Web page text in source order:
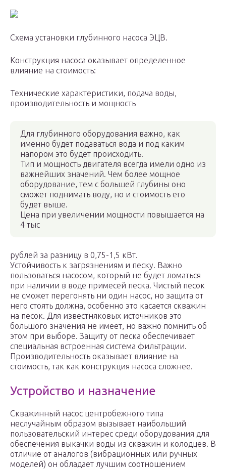
Схема установки глубинного насоса ЭЦВ.
Конструкция насоса оказывает определенное
влияние на стоимость:
Технические характеристики, подача воды,
производительность и мощность
Для глубинного оборудования важно, как
именно будет подаваться вода и под каким
напором это будет происходить.
Тип и мощность двигателя всегда имели одно из
важнейших значений. Чем более мощное
оборудование, тем с большей глубины оно
сможет поднимать воду, но и стоимость его
будет выше.
Цена при увеличении мощности повышается на
4 тыс
рублей за разницу в 0,75-1,5 кВт.
Устойчивость к загрязнениям и песку. Важно
пользоваться насосом, который не будет ломаться
при наличии в воде примесей песка. Чистый песок
не сможет перегонять ни один насос, но защита от
него стоять должна, особенно это касается скважин
на песок. Для известняковых источников это
большого значения не имеет, но важно помнить об
этом при выборе. Защиту от песка обеспечивает
специальная встроенная система фильтрации.
Производительность оказывает влияние на
стоимость, так как конструкция насоса сложнее.
Устройство и назначение
Скважинный насос центробежного типа
неслучайным образом вызывает наибольший
пользовательский интерес среди оборудования для
обеспечения выкачки воды из скважин и колодцев. В
отличие от аналогов (вибрационных или ручных
моделей) он обладает лучшим соотношением